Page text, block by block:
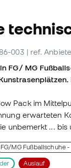
003 | ref.
FG/ MG
Pack im
erwarteten
unbemerkt ...
FG/MG Fußballschuhe
Auslauf